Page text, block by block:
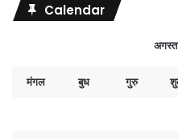
Calendar
मंगल बुध गुरु